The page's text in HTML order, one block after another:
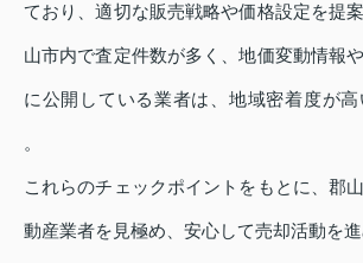
ており、適切な販売戦略や価格設定を提
山市内で査定件数が多く、地価変動情報
に公開している業者は、地域密着度が
。
これらのチェックポイントをもとに、郡
動産業者を見極め、安心して売却活動を進